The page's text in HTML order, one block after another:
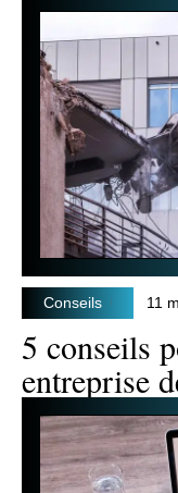
Conseils 11
5 conseils
entreprise